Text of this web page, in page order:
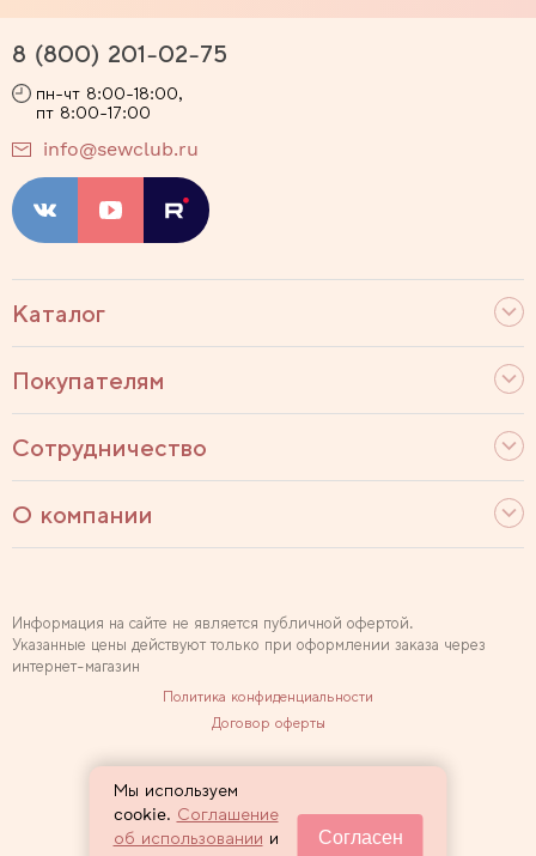
Каталог
Покупателям
Сотрудничество
О компании
8 (800) 201-02-75
пн-чт 8:00-18:00,
пт 8:00-17:00
info@sewclub.ru
2007 — 2026 Sewclub
Информация на сайте не является публичной офертой.
Указанные цены действуют только при оформлении заказа через
интернет-магазин
Политика конфиденциальности
Договор оферты
Мы используем
cookie. Соглашение
об использовании и
Согласен